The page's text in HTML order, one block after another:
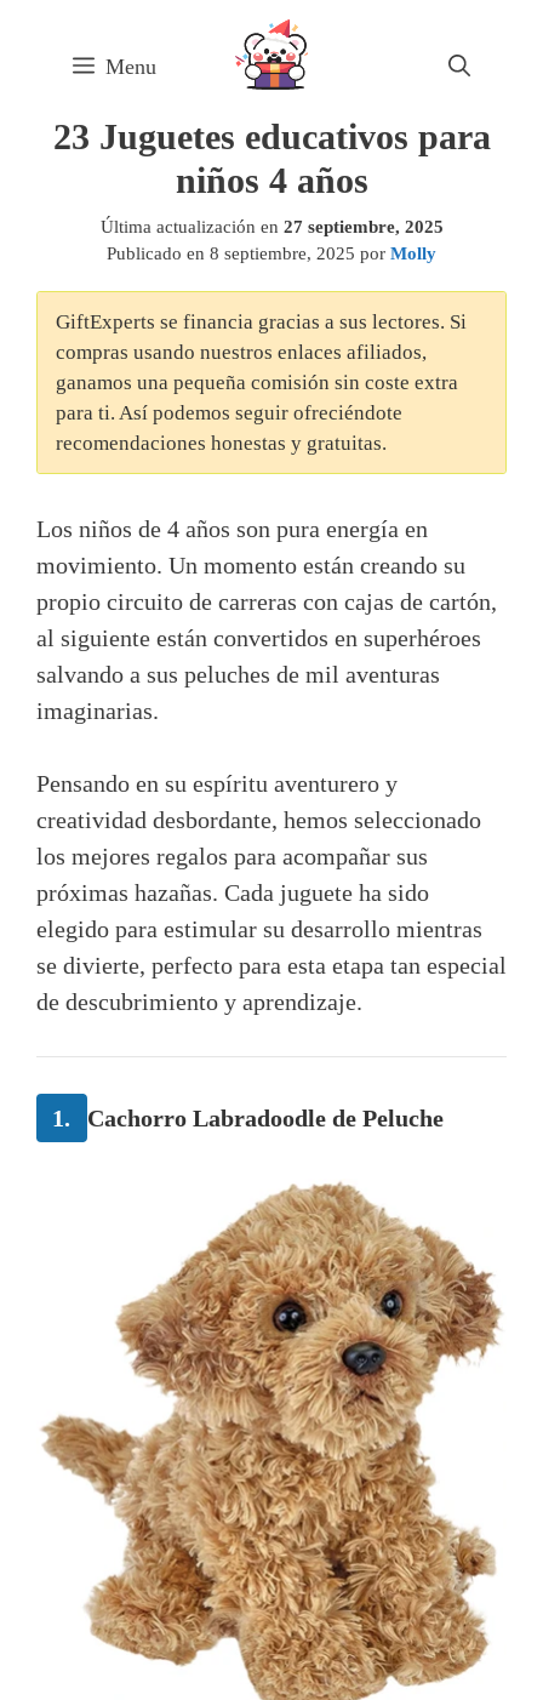
Menu
23 Juguetes educativos para
niños 4 años
Última actualización en 27 septiembre, 2025
Publicado en 8 septiembre, 2025 por Molly
GiftExperts se financia gracias a sus lectores. Si
compras usando nuestros enlaces afiliados,
ganamos una pequeña comisión sin coste extra
para ti. Así podemos seguir ofreciéndote
recomendaciones honestas y gratuitas.
Los niños de 4 años son pura energía en
movimiento. Un momento están creando su
propio circuito de carreras con cajas de cartón,
al siguiente están convertidos en superhéroes
salvando a sus peluches de mil aventuras
imaginarias.
Pensando en su espíritu aventurero y
creatividad desbordante, hemos seleccionado
los mejores regalos para acompañar sus
próximas hazañas. Cada juguete ha sido
elegido para estimular su desarrollo mientras
se divierte, perfecto para esta etapa tan especial
de descubrimiento y aprendizaje.
1. Cachorro Labradoodle de Peluche